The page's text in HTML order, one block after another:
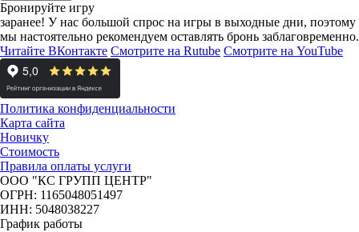
Бронируйте игру
заранее! У нас большой спрос на игры в выходные дни, поэтому
мы настоятельно рекомендуем оставлять бронь заблаговременно.
Читайте ВКонтакте Смотрите на Rutube Смотрите на YouTube
Политика конфиденциальности
Карта сайта
Новичку
Стоимость
Правила оплаты услуги
ООО "КС ГРУПП ЦЕНТР"
ОГРН: 1165048051497
ИНН: 5048038227
График работы